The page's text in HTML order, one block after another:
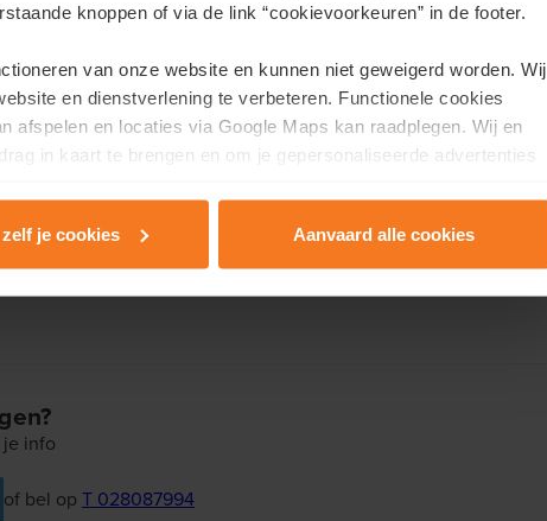
knoppen of via de link “cookievoorkeuren” in de footer.
van onze website en kunnen niet geweigerd worden. Wij
en dienstverlening te verbeteren. Functionele cookies
afspelen en locaties via Google Maps kan raadplegen. Wij en
in kaart te brengen en om je gepersonaliseerde advertenties
je cookies Aanvaard alle cookies
in onze nieuwe buurt in Grimbergen. We ontvangen
doorheen de buurt en het woonaanbod.
je info
of bel op T 028087994